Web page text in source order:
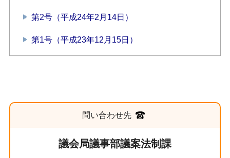
第2号（平成24年2月14日）
第1号（平成23年12月15日）
問い合わせ先
議会局議事部議案法制課